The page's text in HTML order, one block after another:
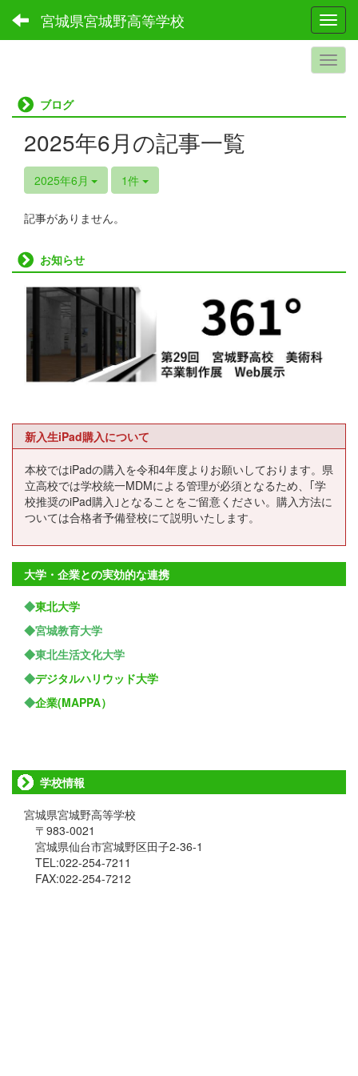
宮城県宮城野高等学校
ブログ
2025年6月の記事一覧
2025年6月 1件
記事がありません。
お知らせ
新入生iPad購入について
本校ではiPadの購入を令和4年度よりお願いしております。県
立高校では学校統一MDMによる管理が必須となるため、｢学
校推奨のiPad購入｣となることをご留意ください。購入方法に
ついては合格者予備登校にて説明いたします。
大学・企業との実効的な連携
◆東北大学
◆宮城教育大学
◆東北生活文化大学
◆デジタルハリウッド大学
◆企業(MAPPA）
学校情報
宮城県宮城野高等学校
〒983-0021
宮城県仙台市宮城野区田子2-36-1
TEL:022-254-7211
FAX:022-254-7212